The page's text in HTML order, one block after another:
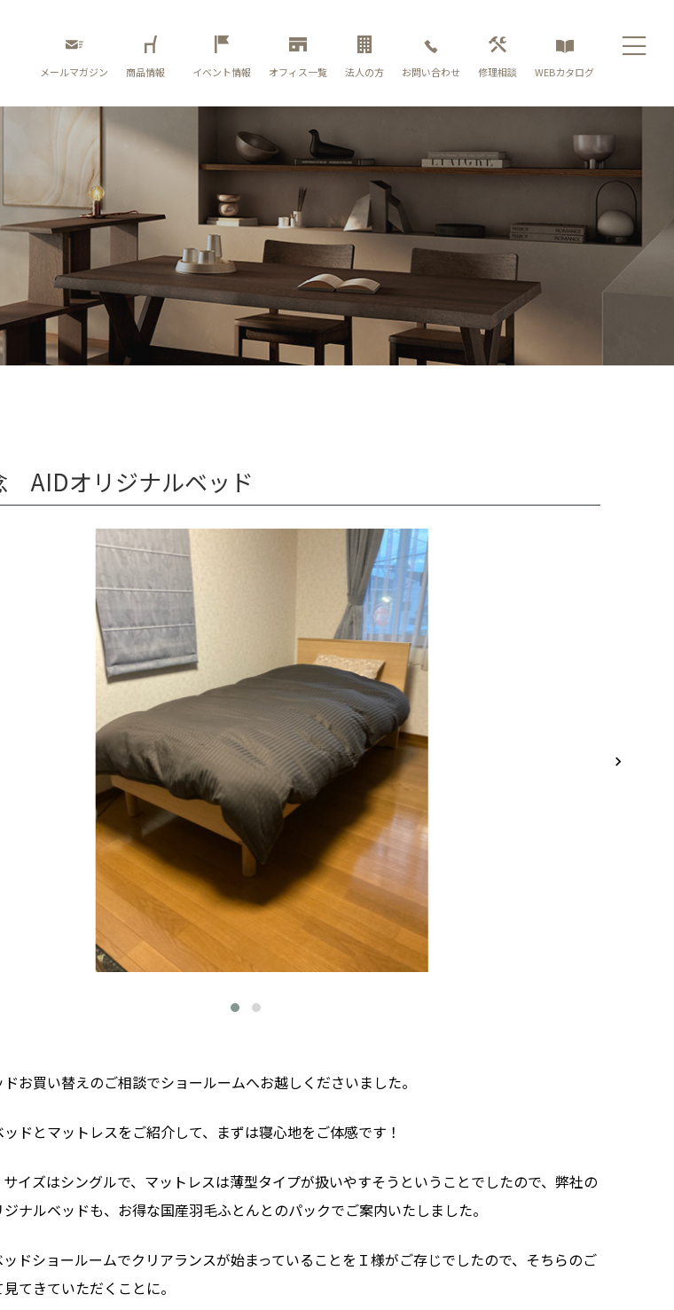
メールマガジン 商品情報 イベント情報 オフィス一覧 法人の方 お問い合わせ 修理相談 WEBカタログ
AIDオリジナルベッド
お買い替えのご相談でショールームへお越しくださいました。
ドとマットレスをご紹介して、まずは寝心地をご体感です！
イズはシングルで、マットレスは薄型タイプが扱いやすそうということでしたので、弊社の
ナルベッドも、お得な国産羽毛ふとんとのパックでご案内いたしました。
ドショールームでクリアランスが始まっていることをＩ様がご存じでしたので、そちらのご
てきていただくことに。